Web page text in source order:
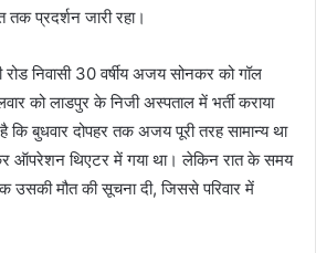
प्रदर्शन जारी रहा।
निवासी 30 वर्षीय अजय सोनकर को गॉल
को लाडपुर के निजी अस्पताल में भर्ती कराया
कि बुधवार दोपहर तक अजय पूरी तरह सामान्य था
ऑपरेशन थिएटर में गया था। लेकिन रात के समय
मौत की सूचना दी, जिससे परिवार में